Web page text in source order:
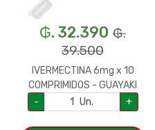
₲. 32.390 ₲.
39.500
IVERMECTINA 6mg x 10
COMPRIMIDOS - GUAYAKI
-
Un. +